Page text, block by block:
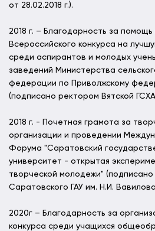
от 28.02.2018 г.).
2018 г. – Благодарность за
Всероссийского конкурса на
среди аспирантов и молодых
заведений Министерства
федерации по Приволжскому
(подписано ректором Вятской
2018 г. - Почетная грамота за
организации и проведении
Форума "Саратовский
университет - открытая
творческой молодежи"
Саратовского ГАУ им. Н.И.
2020г – Благодарность за
конкурса среди учащихся